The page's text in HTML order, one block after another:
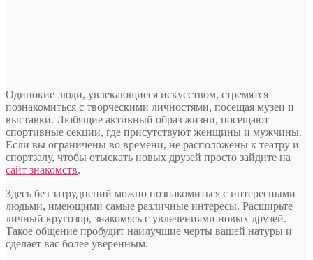
Одинокие люди, увлекающиеся искусством, стремятся
познакомиться с творческими личностями, посещая музеи и
выставки. Любящие активный образ жизни, посещают
спортивные секции, где присутствуют женщины и мужчины.
Если вы ограничены во времени, не расположены к театру и
спортзалу, чтобы отыскать новых друзей просто зайдите на
сайт знакомств.
Здесь без затруднений можно познакомиться с интересными
людьми, имеющими самые различные интересы. Расширьте
личный кругозор, знакомясь с увлечениями новых друзей.
Такое общение пробудит наилучшие черты вашей натуры и
сделает вас более уверенным.